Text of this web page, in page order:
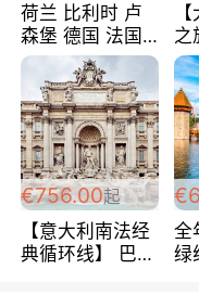
荷兰 比利时 卢
森堡 德国 法国
超爽玩遍西欧 循
环线 全程四星宾
馆 108欧/人/天
之
法
典
€756.00起
【意大利南法经
典循环线】 巴黎
全
绿